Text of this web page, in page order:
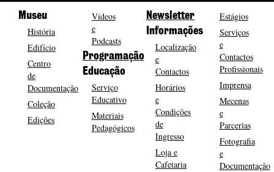
Museu
História
Edifício
Centro
de
Documentação
Coleção
Edições
Vídeos
e
Podcasts
Programação
Educação
Serviço
Educativo
Materiais
Pedagógicos
Newsletter
Informações
Localização
e
Contactos
Horários
e
Condições
de
Ingresso
Loja e
Cafetaria
Estágios
Serviços
e
Contactos
Profissionais
Imprensa
Mecenas
e
Parcerias
Fotografia
e
Documentação